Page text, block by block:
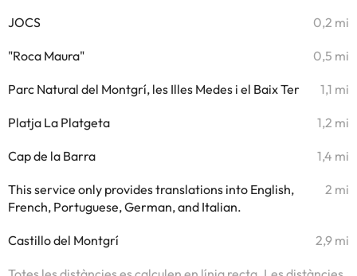
JOCS 0,2 mi
"Roca Maura" 0,5 mi
Parc Natural del Montgrí, les Illes Medes i el Baix Ter 1,1 mi
Platja La Platgeta 1,2 mi
Cap de la Barra 1,4 mi
This service only provides translations into English,
French, Portuguese, German, and Italian.
2 mi
Castillo del Montgrí 2,9 mi